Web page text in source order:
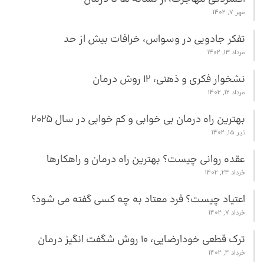
مهر 7, 1402
تفکر جادویی در وسواس، خرافات بیش از حد
مرداد 13, 1402
نشخوار فکری و ذهنی، 12 روش درمان
مرداد 12, 1402
بهترین راه درمان بی خوابی و کم خوابی در سال 2025
تیر 15, 1402
عقده روانی چیست؟ بهترین راه درمان و راهکارها
خرداد 24, 1402
اعتیاد چیست؟ فرد معتاد به چه کسی گفته می شود؟
خرداد 7, 1402
ترک قطعی خودارضایی، 10 روش شگفت انگیز درمان
خرداد 4, 1402